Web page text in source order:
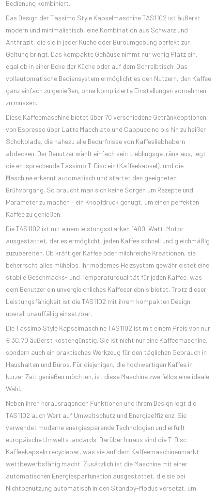
Bedienung kombiniert.
Das Design der Tassimo Style Kapselmaschine TAS1102 ist äußerst
modern und minimalistisch, eine Kombination aus Schwarz und
Anthrazit, die sie in jeder Küche oder Büroumgebung perfekt zur
Geltung bringt. Das kompakte Gehäuse nimmt nur wenig Platz ein,
egal ob in einer Ecke der Küche oder auf dem Schreibtisch. Das
vollautomatische Bediensystem ermöglicht es den Nutzern, den Kaffee
ganz einfach zu genießen, ohne komplizierte Einstellungen vornehmen
zu müssen.
Diese Kaffeemaschine bietet über 70 verschiedene Getränkeoptionen,
von Espresso über Latte Macchiato und Cappuccino bis hin zu heißer
Schokolade, die nahezu alle Bedürfnisse von Kaffeeliebhabern
abdecken. Der Benutzer wählt einfach sein Lieblingsgetränk aus, legt
die entsprechende Tassimo T-Disc ein (Kaffeekapsel), und die
Maschine erkennt automatisch und startet den geeigneten
Brühvorgang. So braucht man sich keine Sorgen um Rezepte und
Parameter zu machen – ein Knopfdruck genügt, um einen perfekten
Kaffee zu genießen.
Die TAS1102 ist mit einem leistungsstarken 1400-Watt-Motor
ausgestattet, der es ermöglicht, jeden Kaffee schnell und gleichmäßig
zuzubereiten. Ob kräftiger Kaffee oder milchreiche Kreationen, sie
beherrscht alles mühelos. Ihr modernes Heizsystem gewährleistet eine
stabile Geschmacks- und Temperaturqualität für jeden Kaffee, was
dem Benutzer ein unvergleichliches Kaffeeerlebnis bietet. Trotz dieser
Leistungsfähigkeit ist die TAS1102 mit ihrem kompakten Design
überall unauffällig einsetzbar.
Die Tassimo Style Kapselmaschine TAS1102 ist mit einem Preis von nur
€ 30,70 äußerst kostengünstig. Sie ist nicht nur eine Kaffeemaschine,
sondern auch ein praktisches Werkzeug für den täglichen Gebrauch in
Haushalten und Büros. Für diejenigen, die hochwertigen Kaffee in
kurzer Zeit genießen möchten, ist diese Maschine zweifellos eine ideale
Wahl.
Neben ihren herausragenden Funktionen und ihrem Design legt die
TAS1102 auch Wert auf Umweltschutz und Energieeffizienz. Sie
verwendet moderne energiesparende Technologien und erfüllt
europäische Umweltstandards. Darüber hinaus sind die T-Disc
Kaffeekapseln recyclebar, was sie auf dem Kaffeemaschinenmarkt
wettbewerbsfähig macht. Zusätzlich ist die Maschine mit einer
automatischen Energiesparfunktion ausgestattet, die sie bei
Nichtbenutzung automatisch in den Standby-Modus versetzt, um